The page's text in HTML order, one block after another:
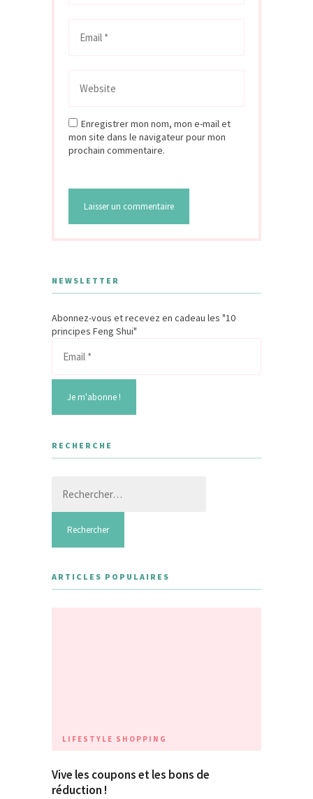
Enregistrer mon nom, mon e-mail et
mon site dans le navigateur pour mon
prochain commentaire.
NEWSLETTER
Abonnez-vous et recevez en cadeau les "10
principes Feng Shui"
RECHERCHE
ARTICLES POPULAIRES
LIFESTYLE SHOPPING
Vive les coupons et les bons de
réduction !